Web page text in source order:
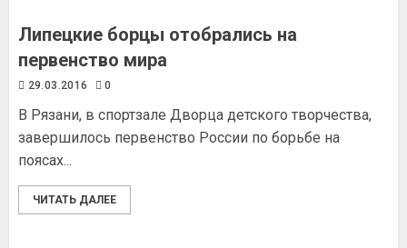
Липецкие борцы отобрались на
первенство мира
29.03.2016 0
В Рязани, в спортзале Дворца детского творчества,
завершилось первенство России по борьбе на
поясах...
ЧИТАТЬ ДАЛЕЕ